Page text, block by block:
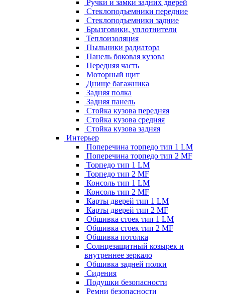
Ручки и замки задних дверей
Стеклоподъемники передние
Стеклоподъемники задние
Брызговики, уплотнители
Теплоизоляция
Пыльники радиатора
Панель боковая кузова
Передняя часть
Моторный щит
Днище багажника
Задняя полка
Задняя панель
Стойка кузова передняя
Стойка кузова средняя
Стойка кузова задняя
Интерьер
Поперечина торпедо тип 1 LM
Поперечина торпедо тип 2 MF
Торпедо тип 1 LM
Торпедо тип 2 MF
Консоль тип 1 LM
Консоль тип 2 MF
Карты дверей тип 1 LM
Карты дверей тип 2 MF
Обшивка стоек тип 1 LM
Обшивка стоек тип 2 MF
Обшивка потолка
Солнцезащитный козырек и
внутреннее зеркало
Обшивка задней полки
Сидения
Подушки безопасности
Ремни безопасности